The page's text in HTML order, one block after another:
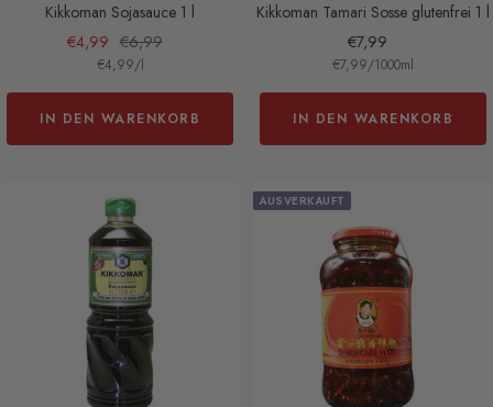
Kikkoman Sojasauce 1 l
Angebotspreis
€4,99 Regulärer
Preis
€6,99
€4,99/l
IN DEN WARENKORB
Kikkoman Tamari Sosse glutenfrei 1 l
Angebotspreis
€7,99
€7,99/1000ml
IN DEN WARENKORB
AUSVERKAUFT